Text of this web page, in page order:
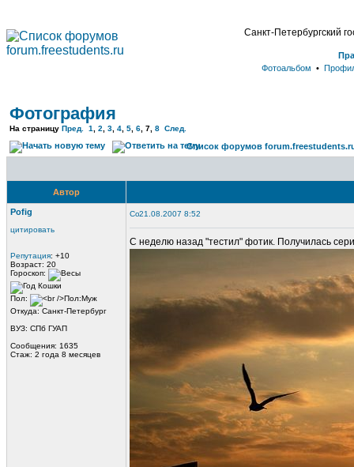
Санкт-Петербургский
Фотоальбом •
Фотография
На страницу Пред. 1 2 3 4 5 6 7 8 След.
Список форумов
Автор
Pofig
цитировать
Репутация: +10
Возраст: 20
Гороскоп:
Пол:
Откуда: Санкт-Петербург
ВУЗ: СПб ГУАП
Сообщения: 1635
Стаж: 2 года 8 месяцев
21.08.2007 8:52
С неделю назад "тестил" фотик. Получилась